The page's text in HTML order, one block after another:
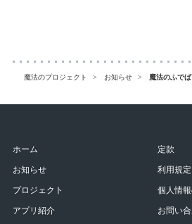
魔法のプロジェクト お知らせ 魔法のふで
ホーム
お知らせ
プロジェクト
アプリ紹介
定款
利用規定
個人情
お問い